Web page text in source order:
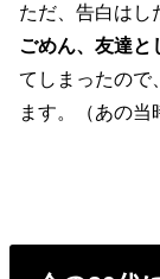
ただ、告白はし
ごめん、友達と
てしまったので
ます。（あの当